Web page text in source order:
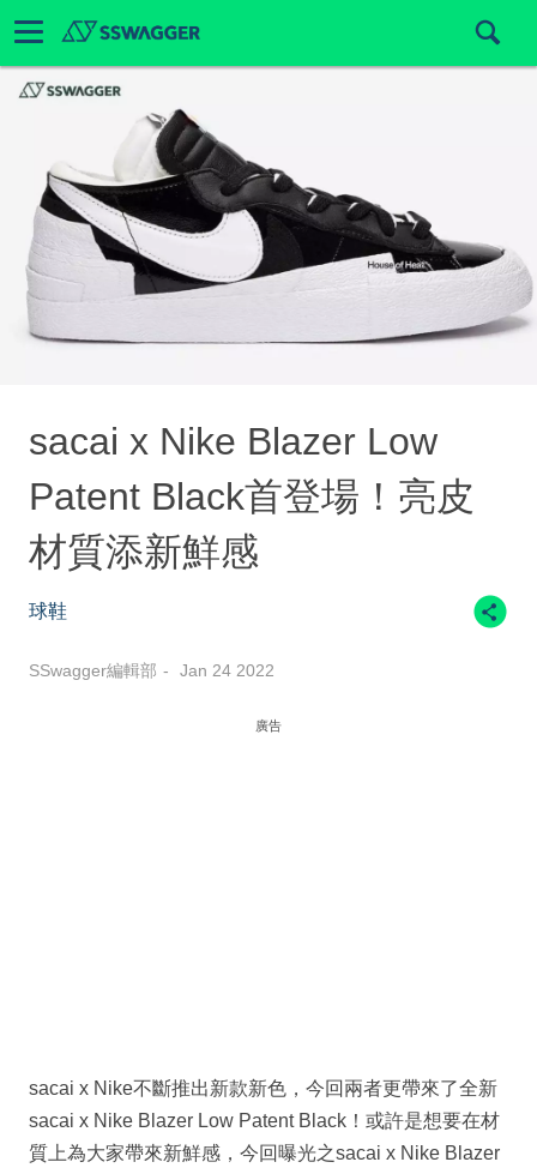
sacai x Nike Blazer Low
Patent Black首登場！亮皮
材質添新鮮感
球鞋
SSwagger編輯部 Jan 24 2022
廣告
sacai x Nike不斷推出新款新色，今回兩者更帶來了全新
sacai x Nike Blazer Low Patent Black！或許是想要在材
質上為大家帶來新鮮感，今回曝光之sacai x Nike Blazer